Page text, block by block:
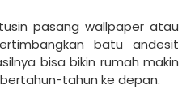
pasang wallpaper atau
batu andesit
bisa bikin rumah makin
tahun ke depan.